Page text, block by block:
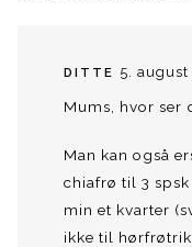
DITTE 5.
Mums, hvor ser
Man kan også
chiafrø til 3
min et kvarter
ikke til